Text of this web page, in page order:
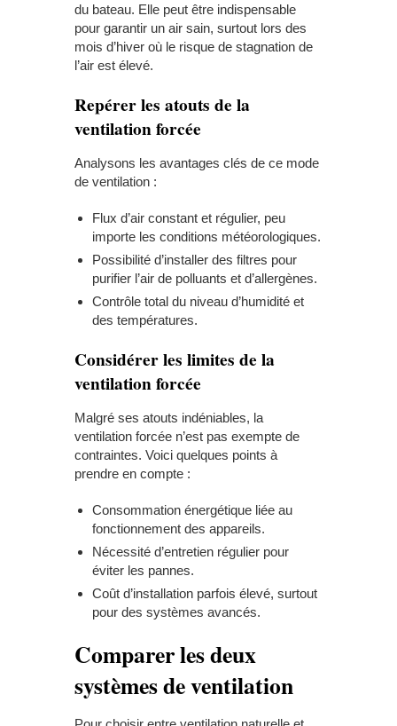
du bateau. Elle peut être indispensable
pour garantir un air sain, surtout lors des
mois d’hiver où le risque de stagnation de
l’air est élevé.
Repérer les atouts de la
ventilation forcée
Analysons les avantages clés de ce mode
de ventilation :
Flux d’air constant et régulier, peu
importe les conditions météorologiques.
Possibilité d’installer des filtres pour
purifier l’air de polluants et d’allergènes.
Contrôle total du niveau d’humidité et
des températures.
Considérer les limites de la
ventilation forcée
Malgré ses atouts indéniables, la
ventilation forcée n’est pas exempte de
contraintes. Voici quelques points à
prendre en compte :
Consommation énergétique liée au
fonctionnement des appareils.
Nécessité d’entretien régulier pour
éviter les pannes.
Coût d’installation parfois élevé, surtout
pour des systèmes avancés.
Comparer les deux
systèmes de ventilation